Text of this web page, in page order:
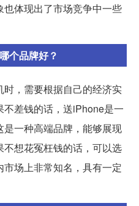
体现出了市场竞争中一些
个品牌好？
，需要根据自己的经济实
差钱的话，送iPhone是一
一种高端品牌，能够展现
想花冤枉钱的话，可以选
场上非常知名，具有一定